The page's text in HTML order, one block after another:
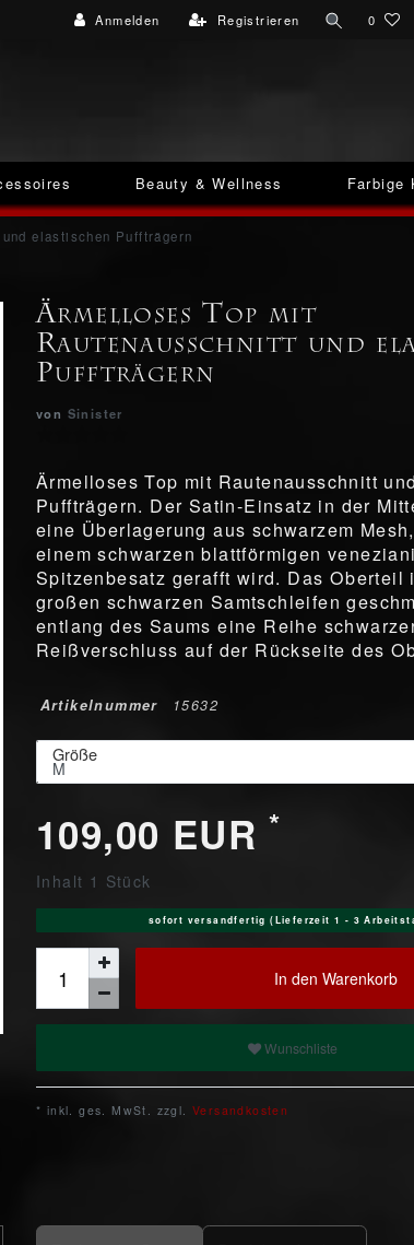
Anmelden Registrieren 0
Beauty & Wellness Farbige
elastischen Puffträgern
Ärmelloses Top mit
Rautenausschnitt und
Puffträgern
von Sinister
Ärmelloses Top mit Rautenausschnitt
Puffträgern. Der Satin-Einsatz in der
eine Überlagerung aus schwarzem
einem schwarzen blattförmigen
Spitzenbesatz gerafft wird. Das Oberteil
großen schwarzen Samtschleifen
entlang des Saums eine Reihe
Reißverschluss auf der Rückseite des
Artikelnummer 15632
Größe
109,00 EUR*
Inhalt 1 Stück
sofort versandfertig (Lieferzeit 1 - 3
In den Warenkorb
Wunschliste
* inkl. ges. MwSt. zzgl. Versandkosten